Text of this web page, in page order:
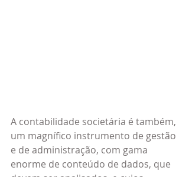
A contabilidade societária é também,
um magnífico instrumento de gestão
e de administração, com gama
enorme de conteúdo de dados, que